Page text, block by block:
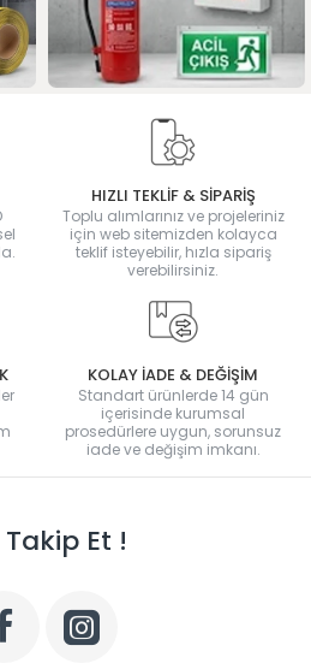
HIZLI TEKLİF & SİPARİŞ
Toplu alımlarınız ve projeleriniz
için web sitemizden kolayca
teklif isteyebilir, hızla sipariş
verebilirsiniz.
KOLAY İADE & DEĞİŞİM
Standart ürünlerde 14 gün
içerisinde kurumsal
prosedürlere uygun, sorunsuz
iade ve değişim imkanı.
Takip Et !